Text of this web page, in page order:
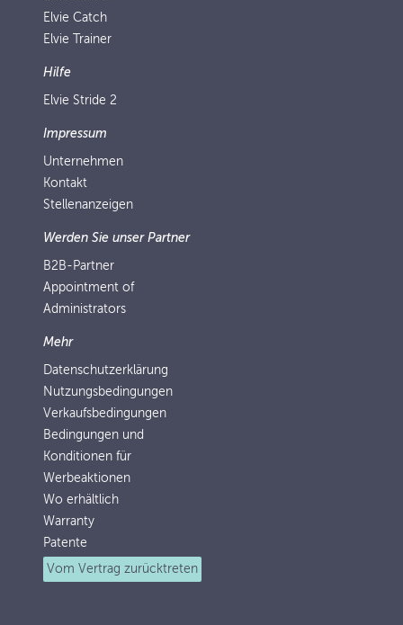
Elvie Catch
Elvie Trainer
Hilfe
Elvie Stride 2
Impressum
Unternehmen
Kontakt
Stellenanzeigen
Werden Sie unser Partner
B2B-Partner
Appointment of
Administrators
Mehr
Datenschutzerklärung
Nutzungsbedingungen
Verkaufsbedingungen
Bedingungen und
Konditionen für
Werbeaktionen
Wo erhältlich
Warranty
Patente
Vom Vertrag zurücktreten